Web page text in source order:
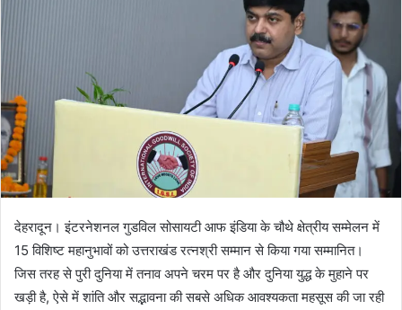
l
देहरादून। इंटरनेशनल गुडविल सोसायटी आफ इंडिया के चौथे क्षेत्रीय सम्मेलन में
15 विशिष्ट महानुभावों को उत्तराखंड रत्नश्री सम्मान से किया गया सम्मानित।
जिस तरह से पुरी दुनिया में तनाव अपने चरम पर है और दुनिया युद्ध के मुहाने पर
खड़ी है, ऐसे में शांति और सद्भावना की सबसे अधिक आवश्यकता महसूस की जा रही